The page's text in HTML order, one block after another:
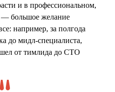
и в профессиональном,
— большое желание
например, за полгода
до мидл-специалиста,
от тимлида до CTO